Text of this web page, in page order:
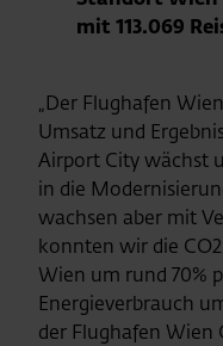
mit 113.069
„Der Flughafen
Umsatz und
Airport City wächst
in die
wachsen aber mit
konnten wir die
Wien um rund 70%
Energieverbrauch
der Flughafen Wien